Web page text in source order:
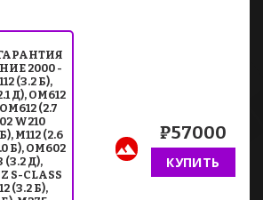
2000 -
(3.2 Б),
Д), OM612
(2.7
W210
M112 (2.6
Б), OM602
(3.2 Д),
S-CLASS
(3.2 Б),
₽57000
КУПИТЬ